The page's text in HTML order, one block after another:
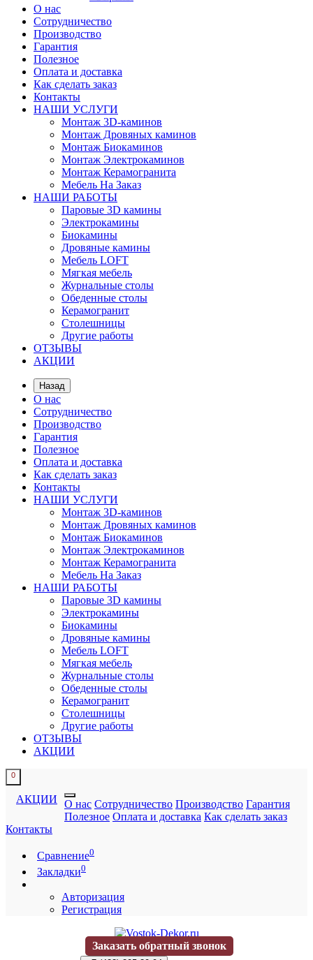
О нас
Сотрудничество
Производство
Гарантия
Полезное
Оплата и доставка
Как сделать заказ
Контакты
НАШИ УСЛУГИ
Монтаж 3D-каминов
Монтаж Дровяных каминов
Монтаж Биокаминов
Монтаж Электрокаминов
Монтаж Керамогранита
Мебель На Заказ
НАШИ РАБОТЫ
Паровые 3D камины
Электрокамины
Биокамины
Дровяные камины
Мебель LOFT
Мягкая мебель
Журнальные столы
Обеденные столы
Керамогранит
Столешницы
Другие работы
ОТЗЫВЫ
АКЦИИ
Назад
О нас
Сотрудничество
Производство
Гарантия
Полезное
Оплата и доставка
Как сделать заказ
Контакты
НАШИ УСЛУГИ
Монтаж 3D-каминов
Монтаж Дровяных каминов
Монтаж Биокаминов
Монтаж Электрокаминов
Монтаж Керамогранита
Мебель На Заказ
НАШИ РАБОТЫ
Паровые 3D камины
Электрокамины
Биокамины
Дровяные камины
Мебель LOFT
Мягкая мебель
Журнальные столы
Обеденные столы
Керамогранит
Столешницы
Другие работы
ОТЗЫВЫ
АКЦИИ
0
АКЦИИ О нас Сотрудничество Производство Гарантия
Полезное Оплата и доставка Как сделать заказ
Контакты
Сравнение0
Закладки0
Авторизация
Регистрация
Заказать обратный звонок